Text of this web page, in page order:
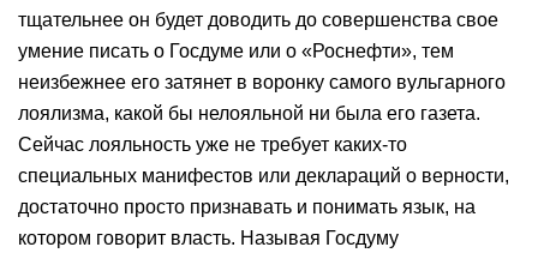
тщательнее он будет доводить до совершенства свое
умение писать о Госдуме или о «Роснефти», тем
неизбежнее его затянет в воронку самого вульгарного
лоялизма, какой бы нелояльной ни была его газета.
Сейчас лояльность уже не требует каких-то
специальных манифестов или деклараций о верности,
достаточно просто признавать и понимать язык, на
котором говорит власть. Называя Госдуму